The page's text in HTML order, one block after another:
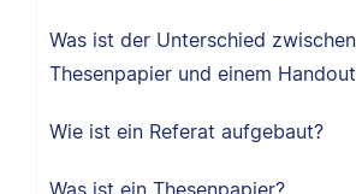
Was ist der Unterschied
Thesenpapier und einem
Wie ist ein Referat aufgebaut?
Was ist ein Thesenpapier?